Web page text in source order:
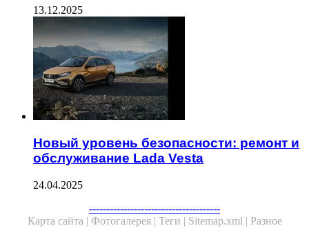
13.12.2025
Новый уровень безопасности: ремонт и
обслуживание Lada Vesta
24.04.2025
--------------------------------------
Карта сайта | Фотогалерея | Теги | Sitemap.xml | Разное